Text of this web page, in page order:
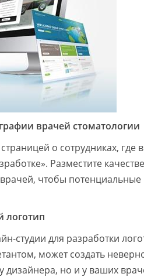
врачей стоматологии
о сотрудниках,
Разместите
чтобы
логотип
студии для разработки
может создать
но и у ваших